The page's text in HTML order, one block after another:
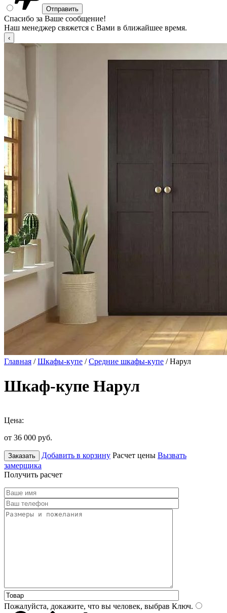
Спасибо за Ваше сообщение!
Наш менеджер свяжется с Вами в ближайшее время.
Главная /Шкафы-купе /Средние шкафы-купе / Нарул
Шкаф-купе Нарул
Цена:
от 36 000 руб.
Заказать Добавить в корзину Расчет цены Вызвать
замерщика
Получить расчет
Пожалуйста, докажите, что вы человек, выбрав Ключ.